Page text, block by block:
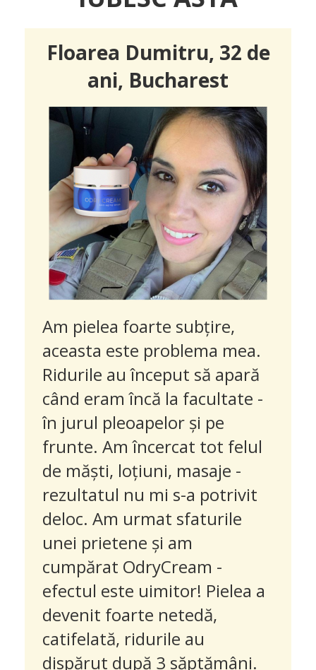
Floarea Dumitru, 32 de
ani, Bucharest
Am pielea foarte subțire,
aceasta este problema mea.
Ridurile au început să apară
când eram încă la facultate -
în jurul pleoapelor și pe
frunte. Am încercat tot felul
de măști, loțiuni, masaje -
rezultatul nu mi s-a potrivit
deloc. Am urmat sfaturile
unei prietene și am
cumpărat OdryCream -
efectul este uimitor! Pielea a
devenit foarte netedă,
catifelată, ridurile au
dispărut după 3 săptămâni.